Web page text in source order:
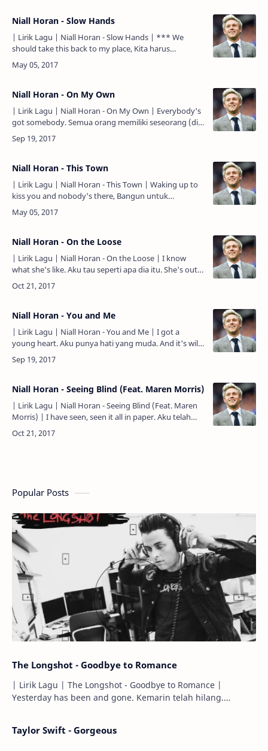
Niall Horan - Slow Hands
| Lirik Lagu | Niall Horan - Slow Hands | *** We
should take this back to my place, Kita harus
membawa ini kembali ke tempatku, That's what she
said right to …
Niall Horan - On My Own
| Lirik Lagu | Niall Horan - On My Own | Everybody's
got somebody. Semua orang memiliki seseorang (di
sisinya). I just wanna be alone. Aku hanya ingin
sendir…
Niall Horan - This Town
| Lirik Lagu | Niall Horan - This Town | Waking up to
kiss you and nobody's there, Bangun untuk
menciummu dan tidak ada siapapun di sana, The
smell of your pe…
Niall Horan - On the Loose
| Lirik Lagu | Niall Horan - On the Loose | I know
what she's like. Aku tau seperti apa dia itu. She's out
of her mind. Dia keluar dari pikirannya (gila). An…
Niall Horan - You and Me
| Lirik Lagu | Niall Horan - You and Me | I got a
young heart. Aku punya hati yang muda. And it's wild
and free. Dan liar dan bebas. And I don't know where
i…
Niall Horan - Seeing Blind (Feat. Maren Morris)
| Lirik Lagu | Niall Horan - Seeing Blind (Feat. Maren
Morris) | I have seen, seen it all in paper. Aku telah
melihat, melihat semua itu di dalam kertas. Wat…
Popular Posts
The Longshot - Goodbye to Romance
| Lirik Lagu | The Longshot - Goodbye to Romance |
Yesterday has been and gone. Kemarin telah hilang.
Taylor Swift - Gorgeous